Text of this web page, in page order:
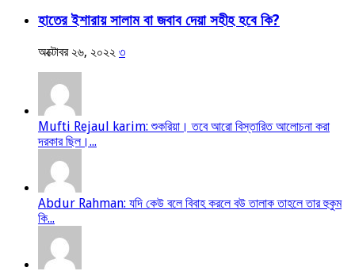
হাতের ইশারায় সালাম বা জবাব দেয়া সহীহ হবে কি?
অক্টোবর ২৬, ২০২২ ৩
Mufti Rejaul karim: শুকরিয়া। তবে আরো বিস্তারিত আলোচনা করা
দরকার ছিল।...
Abdur Rahman: যদি কেউ বলে বিবাহ করলে বউ তালাক তাহলে তার হুকুম
কি...